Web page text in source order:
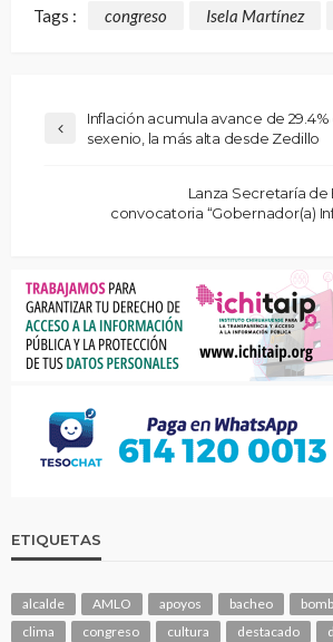
Tags : congreso Isela Martínez
Inflación acumula avance de 29.4%
sexenio, la más alta desde Zedillo
Lanza Secretaría de
convocatoria “Gobernador(a)
ETIQUETAS
alcalde AMLO apoyos bacheo
clima
congreso cultura destacado